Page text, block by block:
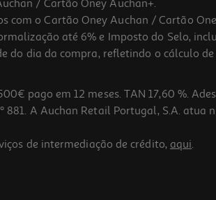
/ Cartão Oney Auchan+.
com o Cartão Oney Auchan / Cartão
até 6% e Imposto do Selo,
do dia da compra, refletindo o cálculo
pago em 12 meses. TAN 17,60 %.
881. A Auchan Retail Portugal, S.A.
de intermediação de crédito, aqui.